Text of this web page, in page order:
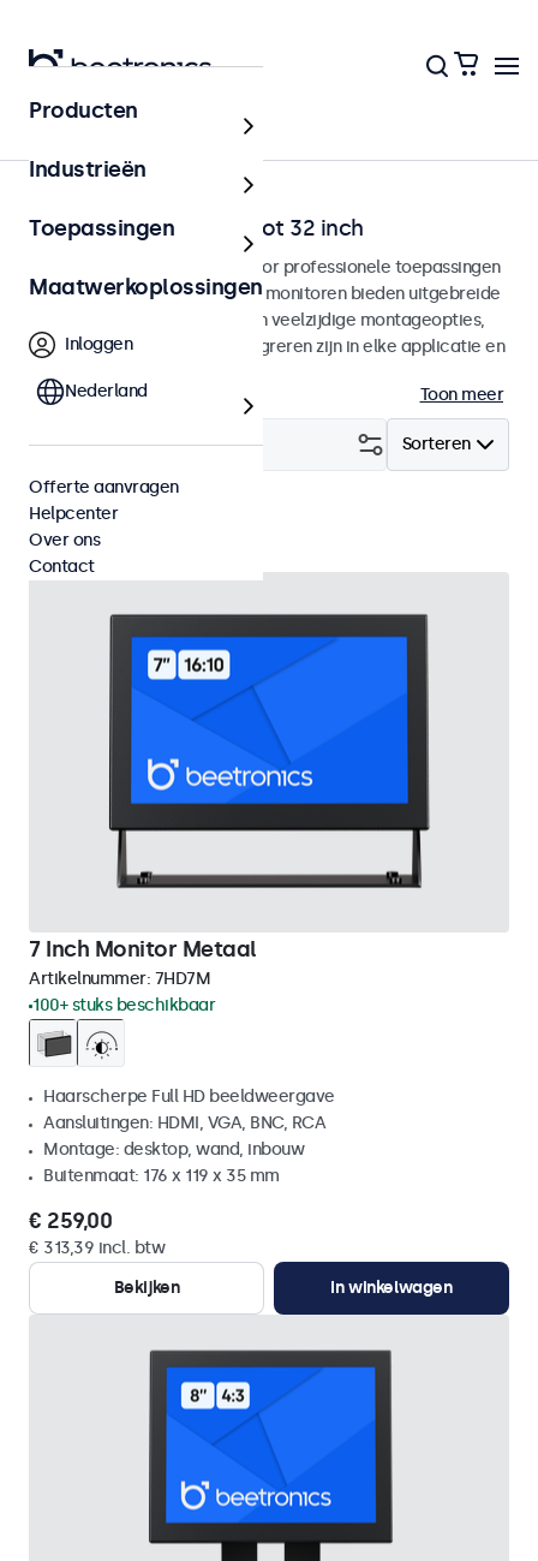
Home
VGA monitoren van 7 tot 32 inch
VGA monitoren ontworpen voor professionele toepassingen
en continu gebruik. Deze VGA monitoren bieden uitgebreide
configuratiemogelijkheden en veelzijdige montageopties,
waarmee ze naadloos te integreren zijn in elke applicatie en
Toon meer
Sorteren
Filter (23)
VGA Wis alle filters
7 Inch Monitor Metaal
Artikelnummer: 7HD7M
100+ stuks beschikbaar
Haarscherpe Full HD beeldweergave
Aansluitingen: HDMI, VGA, BNC, RCA
Montage: desktop, wand, inbouw
Buitenmaat: 176 x 119 x 35 mm
€ 259,00
€ 313,39 incl. btw
Bekijken
In winkelwagen
Producten
Industrieën
Toepassingen
Maatwerkoplossingen
Inloggen
Nederland
Offerte aanvragen
Helpcenter
Over ons
Contact